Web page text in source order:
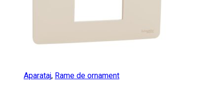
Aparataj, Rame de ornament